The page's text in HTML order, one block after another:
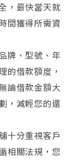
，最快當天就
間獲得所需資
牌、型號、年
的借款額度，
論借款金額大
，減輕您的還
十分重視客戶
相關法規，您